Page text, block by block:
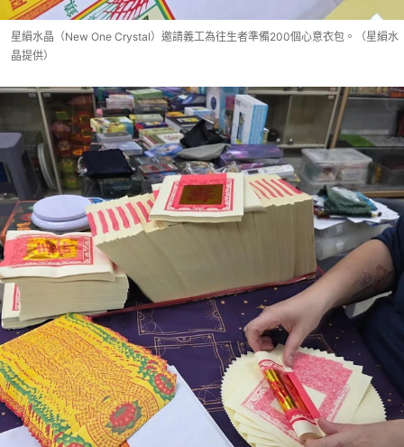
星縜水晶（New One Crystal）邀請義工為往生者準備200個心意衣包。（星縜水
晶提供）